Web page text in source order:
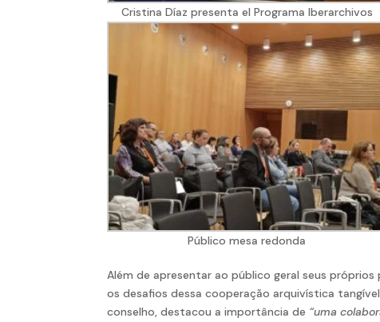
Cristina Díaz presenta el Programa Iberarchivos
Público mesa redonda
Além de apresentar ao público geral seus
os desafios dessa cooperação arquivística
conselho, destacou a importância de “uma